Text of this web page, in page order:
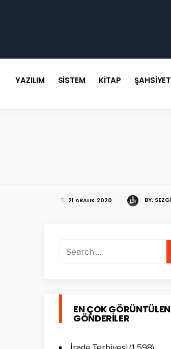
YAZILIM SISTEM KITAP ŞAHSIYET
BY:
21 ARALIK 2020
EN ÇOK
GÖNDERILER